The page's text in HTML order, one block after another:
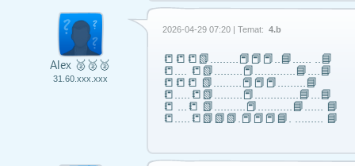
Alex 🥈🥈🥈
31.60.xxx.xxx
2026-04-29 07:20 | Temat: 4.b
📒📒📒📗………📕📕📕..📘…… ..📘
📒…. 📒📗………📕………….📘….📘
📒📒📒 📗………📕📕📕………📘
📒…..📒📗………📕…………..📘…📘
📒 …📒 📗……….📕………..📘…… 📘
📒…..📒📗📗📗.📕📕📕📘. ……… 📘